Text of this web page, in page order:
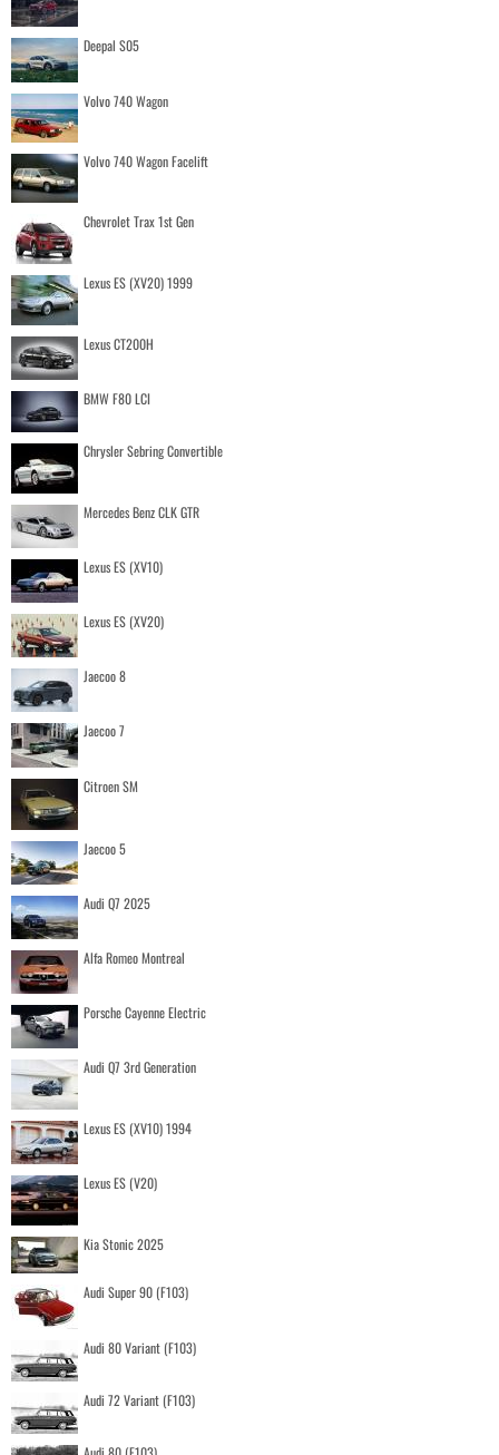
Deepal S05
Volvo 740 Wagon
Volvo 740 Wagon Facelift
Chevrolet Trax 1st Gen
Lexus ES (XV20) 1999
Lexus CT200H
BMW F80 LCI
Chrysler Sebring Convertible
Mercedes Benz CLK GTR
Lexus ES (XV10)
Lexus ES (XV20)
Jaecoo 8
Jaecoo 7
Citroen SM
Jaecoo 5
Audi Q7 2025
Alfa Romeo Montreal
Porsche Cayenne Electric
Audi Q7 3rd Generation
Lexus ES (XV10) 1994
Lexus ES (V20)
Kia Stonic 2025
Audi Super 90 (F103)
Audi 80 Variant (F103)
Audi 72 Variant (F103)